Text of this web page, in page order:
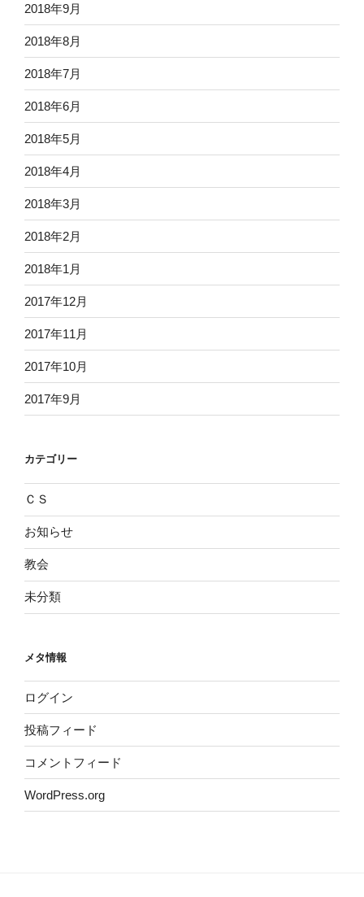
2018年9月
2018年8月
2018年7月
2018年6月
2018年5月
2018年4月
2018年3月
2018年2月
2018年1月
2017年12月
2017年11月
2017年10月
2017年9月
カテゴリー
ＣＳ
お知らせ
教会
未分類
メタ情報
ログイン
投稿フィード
コメントフィード
WordPress.org